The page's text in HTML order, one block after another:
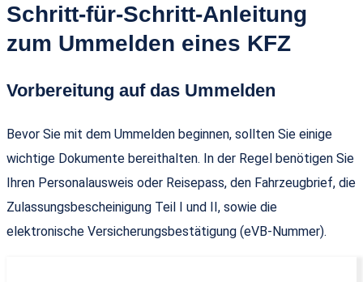
Schritt-für-Schritt-Anleitung
zum Ummelden eines KFZ
Vorbereitung auf das Ummelden
Bevor Sie mit dem Ummelden beginnen, sollten Sie einige
wichtige Dokumente bereithalten. In der Regel benötigen Sie
Ihren Personalausweis oder Reisepass, den Fahrzeugbrief, die
Zulassungsbescheinigung Teil I und II, sowie die
elektronische Versicherungsbestätigung (eVB-Nummer).